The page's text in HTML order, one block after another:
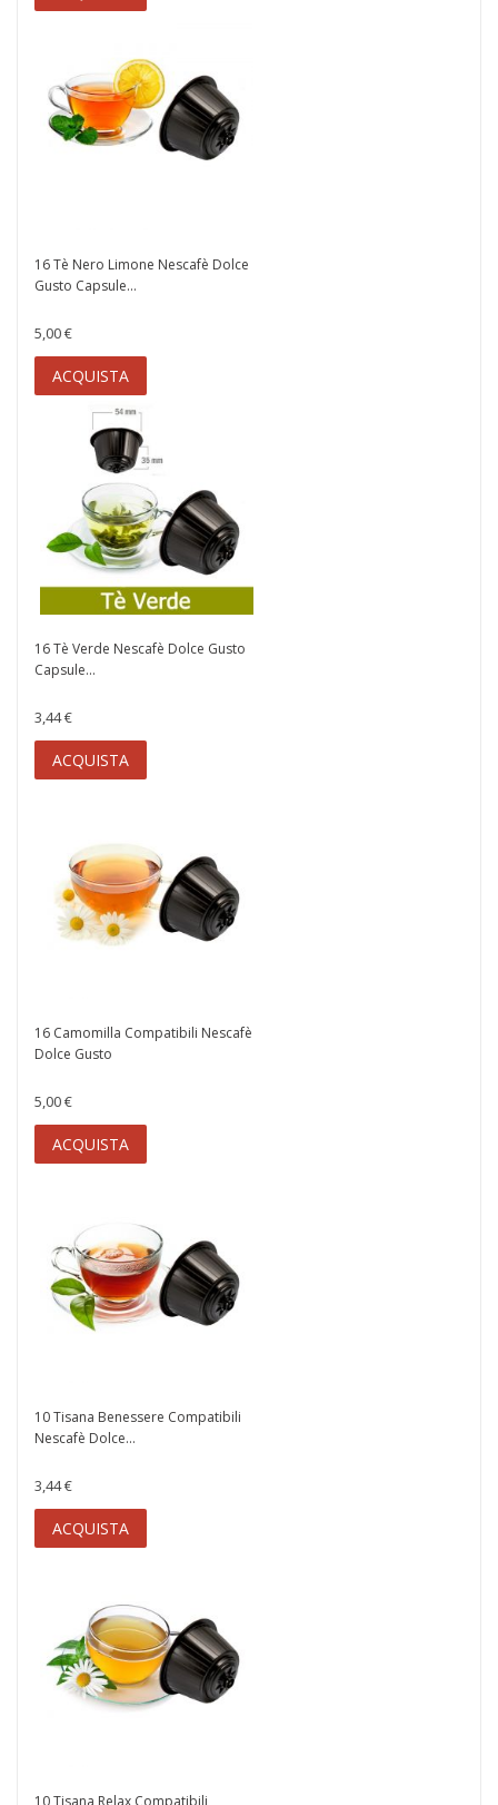
16 Tè Nero Limone Nescafè Dolce
Gusto Capsule...
5,00 €
ACQUISTA
16 Tè Verde Nescafè Dolce Gusto
Capsule...
3,44 €
ACQUISTA
16 Camomilla Compatibili Nescafè
Dolce Gusto
5,00 €
ACQUISTA
10 Tisana Benessere Compatibili
Nescafè Dolce...
3,44 €
ACQUISTA
10 Tisana Relax Compatibili